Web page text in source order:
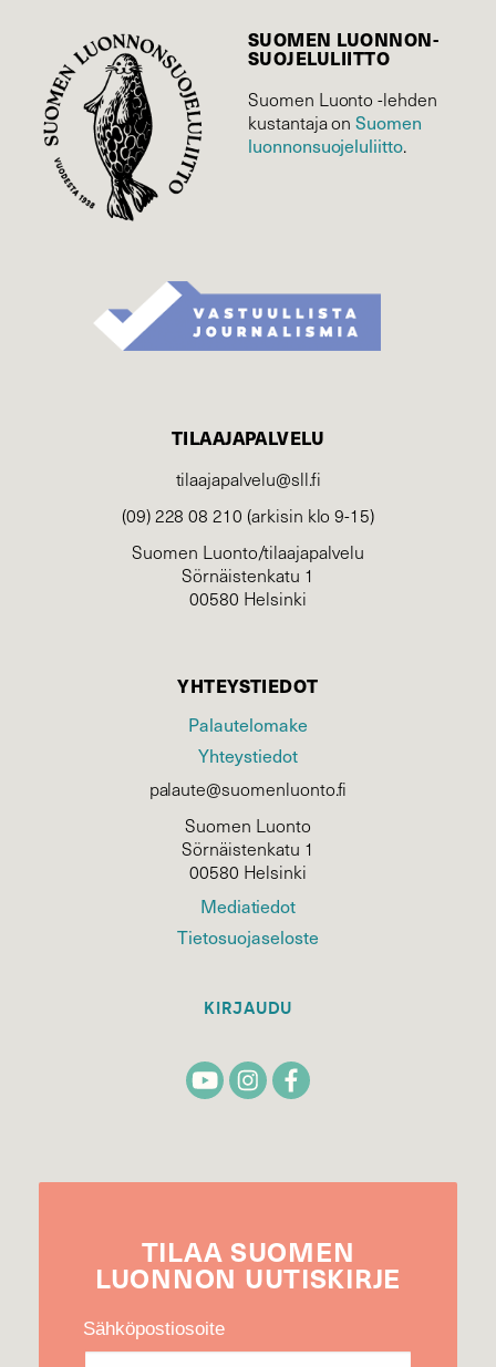
SUOMEN LUONNON­
SUOJELU­LIITTO
Suomen Luonto -lehden
kustantaja onSuomen
luonnonsuojelu­liitto.
TILAAJAPALVELU
tilaajapalvelu@sll.fi
(09) 228 08 210 (arkisin klo 9-15)
Suomen Luonto/tilaajapalvelu
Sörnäistenkatu 1
00580 Helsinki
YHTEYSTIEDOT
Palautelomake
Yhteystiedot
palaute@suomenluonto.fi
Suomen Luonto
Sörnäistenkatu 1
00580 Helsinki
Mediatiedot
Tietosuojaseloste
KIRJAUDU
TILAA SUOMEN
LUONNON UUTIS­KIRJE
Sähköpostiosoite